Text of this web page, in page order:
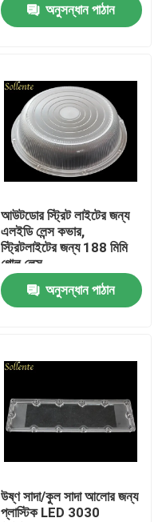
অনুসন্ধান পাঠান
আউটডোর স্ট্রিট লাইটের জন্য
এলইডি লেন্স কভার,
স্ট্রিটলাইটের জন্য 188 মিমি
গোল লেন্স
অনুসন্ধান পাঠান
উষ্ণ সাদা/কুল সাদা আলোর জন্য
প্লাস্টিক LED 3030